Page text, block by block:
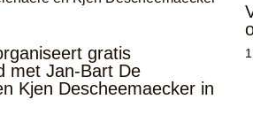
gratis
met Jan-Bart De
Kjen Descheemaecker in